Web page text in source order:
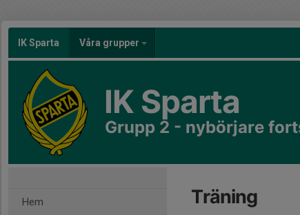
IK Sparta Våra grupper
IK Sparta
Grupp 2 - nybörjare
Hem Träning